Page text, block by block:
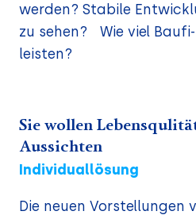
werden? Stabile
zu sehen? Wie viel
leisten?
Sie wollen
Aussichten
Individuallösung
Die neuen Vorstellungen